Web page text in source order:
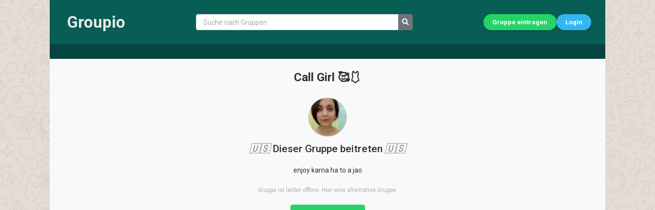
Groupio Gruppe eintragen Login
Call Girl 🥰🩱
🇺🇸Dieser Gruppe beitreten 🇺🇸
enjoy karna ha to a jao
Gruppe ist leider offline. Hier eine alternative Gruppe: